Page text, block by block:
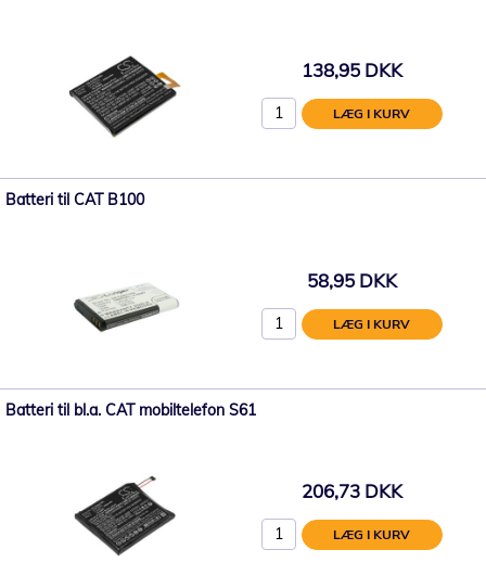
138,95 DKK
LÆG I KURV
Batteri til CAT B100
58,95 DKK
LÆG I KURV
Batteri til bl.a. CAT mobiltelefon S61
206,73 DKK
LÆG I KURV